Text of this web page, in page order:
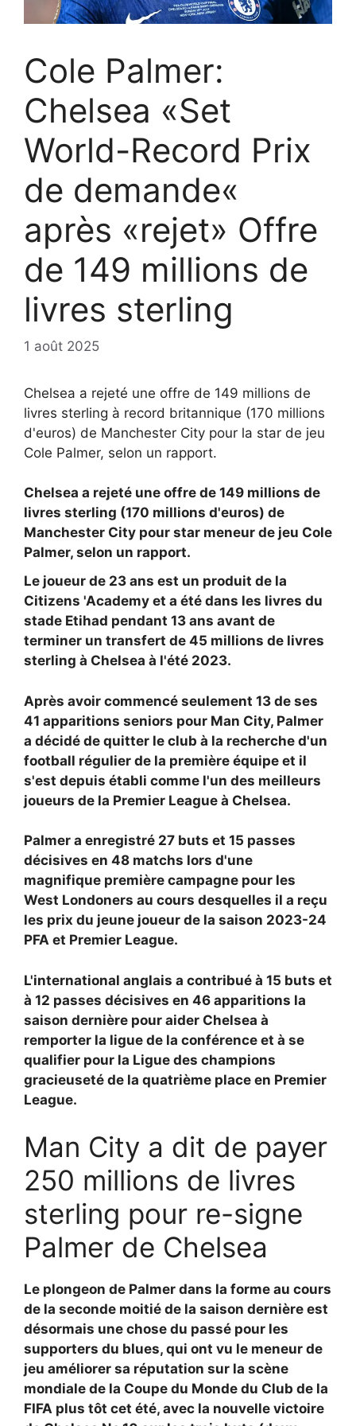
Cole Palmer:
Chelsea «Set
World-Record Prix
de demande«
après «rejet» Offre
de 149 millions de
livres sterling
1 août 2025
Chelsea a rejeté une offre de 149 millions de
livres sterling à record britannique (170 millions
d'euros) de Manchester City pour la star de jeu
Cole Palmer, selon un rapport.
Chelsea a rejeté une offre de 149 millions de
livres sterling (170 millions d'euros) de
Manchester City pour star meneur de jeu Cole
Palmer, selon un rapport.
Le joueur de 23 ans est un produit de la
Citizens 'Academy et a été dans les livres du
stade Etihad pendant 13 ans avant de
terminer un transfert de 45 millions de livres
sterling à Chelsea à l'été 2023.
Après avoir commencé seulement 13 de ses
41 apparitions seniors pour Man City, Palmer
a décidé de quitter le club à la recherche d'un
football régulier de la première équipe et il
s'est depuis établi comme l'un des meilleurs
joueurs de la Premier League à Chelsea.
Palmer a enregistré 27 buts et 15 passes
décisives en 48 matchs lors d'une
magnifique première campagne pour les
West Londoners au cours desquelles il a reçu
les prix du jeune joueur de la saison 2023-24
PFA et Premier League.
L'international anglais a contribué à 15 buts et
à 12 passes décisives en 46 apparitions la
saison dernière pour aider Chelsea à
remporter la ligue de la conférence et à se
qualifier pour la Ligue des champions
gracieuseté de la quatrième place en Premier
League.
Man City a dit de payer
250 millions de livres
sterling pour re-signe
Palmer de Chelsea
Le plongeon de Palmer dans la forme au cours
de la seconde moitié de la saison dernière est
désormais une chose du passé pour les
supporters du blues, qui ont vu le meneur de
jeu améliorer sa réputation sur la scène
mondiale de la Coupe du Monde du Club de la
FIFA plus tôt cet été, avec la nouvelle victoire